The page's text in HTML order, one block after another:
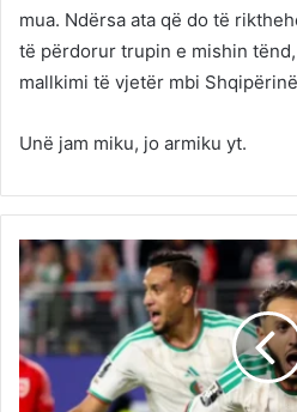
mua. Ndërsa ata që do të
të përdorur trupin e mishin
mallkimi të vjetër mbi
Unë jam miku, jo armiku yt.